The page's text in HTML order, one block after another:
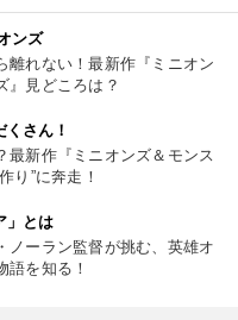
ンズ
離れない！最新作『ミニオン
』見どころは？
くさん！
最新作『ミニオンズ＆モンス
り”に奔走！
」とは
ノーラン監督が挑む、英雄オ
語を知る！